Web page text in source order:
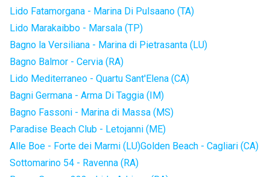
Lido Fatamorgana - Marina Di Pulsaano (TA)
Lido Marakaibbo - Marsala (TP)
Bagno la Versiliana - Marina di Pietrasanta (LU)
Bagno Balmor - Cervia (RA)
Lido Mediterraneo - Quartu Sant'Elena (CA)
Bagni Germana - Arma Di Taggia (IM)
Bagno Fassoni - Marina di Massa (MS)
Paradise Beach Club - Letojanni (ME)
Alle Boe - Forte dei Marmi (LU)Golden Beach - Cagliari (CA)
Sottomarino 54 - Ravenna (RA)